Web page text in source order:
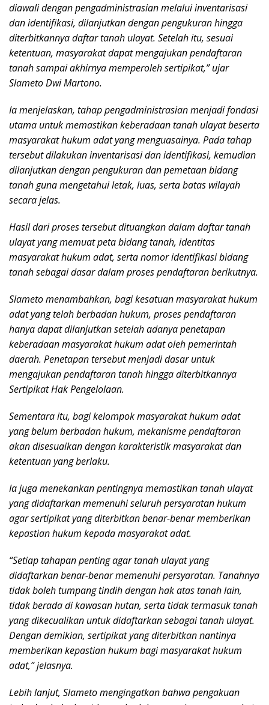
diawali dengan pengadministrasian melalui inventarisasi
dan identifikasi, dilanjutkan dengan pengukuran hingga
diterbitkannya daftar tanah ulayat. Setelah itu, sesuai
ketentuan, masyarakat dapat mengajukan pendaftaran
tanah sampai akhirnya memperoleh sertipikat,” ujar
Slameto Dwi Martono.
Ia menjelaskan, tahap pengadministrasian menjadi fondasi
utama untuk memastikan keberadaan tanah ulayat beserta
masyarakat hukum adat yang menguasainya. Pada tahap
tersebut dilakukan inventarisasi dan identifikasi, kemudian
dilanjutkan dengan pengukuran dan pemetaan bidang
tanah guna mengetahui letak, luas, serta batas wilayah
secara jelas.
Hasil dari proses tersebut dituangkan dalam daftar tanah
ulayat yang memuat peta bidang tanah, identitas
masyarakat hukum adat, serta nomor identifikasi bidang
tanah sebagai dasar dalam proses pendaftaran berikutnya.
Slameto menambahkan, bagi kesatuan masyarakat hukum
adat yang telah berbadan hukum, proses pendaftaran
hanya dapat dilanjutkan setelah adanya penetapan
keberadaan masyarakat hukum adat oleh pemerintah
daerah. Penetapan tersebut menjadi dasar untuk
mengajukan pendaftaran tanah hingga diterbitkannya
Sertipikat Hak Pengelolaan.
Sementara itu, bagi kelompok masyarakat hukum adat
yang belum berbadan hukum, mekanisme pendaftaran
akan disesuaikan dengan karakteristik masyarakat dan
ketentuan yang berlaku.
Ia juga menekankan pentingnya memastikan tanah ulayat
yang didaftarkan memenuhi seluruh persyaratan hukum
agar sertipikat yang diterbitkan benar-benar memberikan
kepastian hukum kepada masyarakat adat.
“Setiap tahapan penting agar tanah ulayat yang
didaftarkan benar-benar memenuhi persyaratan. Tanahnya
tidak boleh tumpang tindih dengan hak atas tanah lain,
tidak berada di kawasan hutan, serta tidak termasuk tanah
yang dikecualikan untuk didaftarkan sebagai tanah ulayat.
Dengan demikian, sertipikat yang diterbitkan nantinya
memberikan kepastian hukum bagi masyarakat hukum
adat,” jelasnya.
Lebih lanjut, Slameto mengingatkan bahwa pengakuan